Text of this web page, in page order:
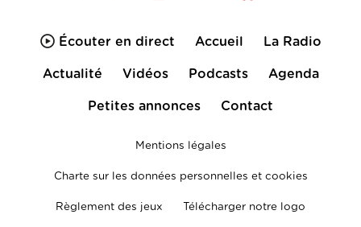
Écouter en direct Accueil La Radio
Actualité Vidéos Podcasts Agenda
Petites annonces Contact
Mentions légales
Charte sur les données personnelles et cookies
Règlement des jeux Télécharger notre logo